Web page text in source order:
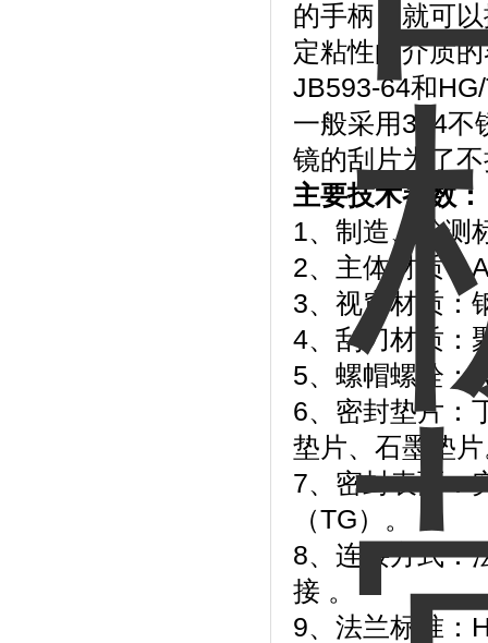
的手柄，就可
定粘性的介质
JB593-64和
一般采用304不
镜的刮片为了
主要技术参数：
1、制造、检测
2、主体材质：
3、视窗材质：
4、刮刀材质：
5、螺帽螺栓：
6、密封垫片：
垫片、石墨垫
7、密封表面：
（TG）。
8、连接方式：
接 。
9、法兰标准：